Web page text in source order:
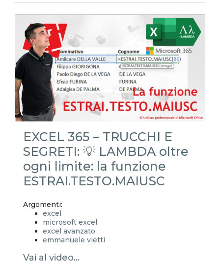
reporting in excel
Experta
xlsx
excel magico
excel facile
EXCELoltreognilimite
EXCELtrucchiesegreti
excel tips
excel tutorial italiano
funzione lambda
lambda
generaid
codici dinamici
scan
EXCEL 365 – TRUCCHI E
SEGRETI: 💡 LAMBDA oltre
ogni limite: la funzione
ESTRAI.TESTO.MAIUSC
Argomenti:
excel
microsoft excel
excel avanzato
emmanuele vietti
excel tutorial ita
Vai al video...